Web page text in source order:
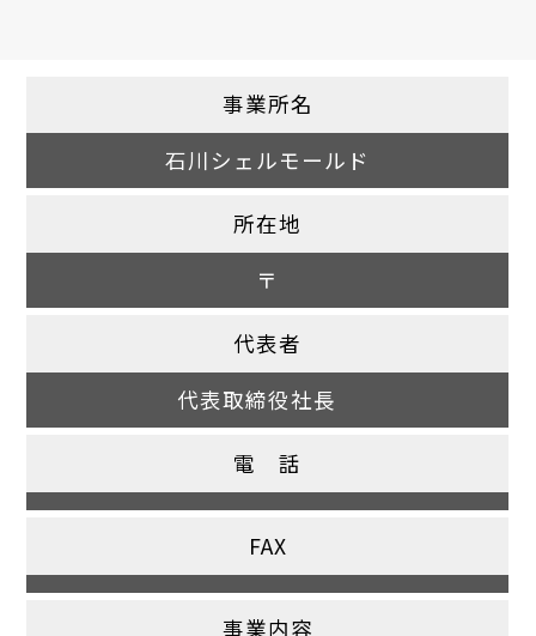
事業所名
石川シェルモールド
所在地
〒
代表者
代表取締役社長
電 話
FAX
事業内容